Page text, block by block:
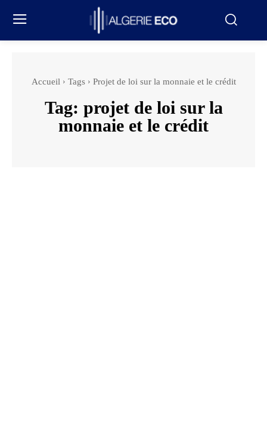
Accueil Tags Projet de loi sur la monnaie et le crédit
Tag: projet de loi sur la
monnaie et le crédit